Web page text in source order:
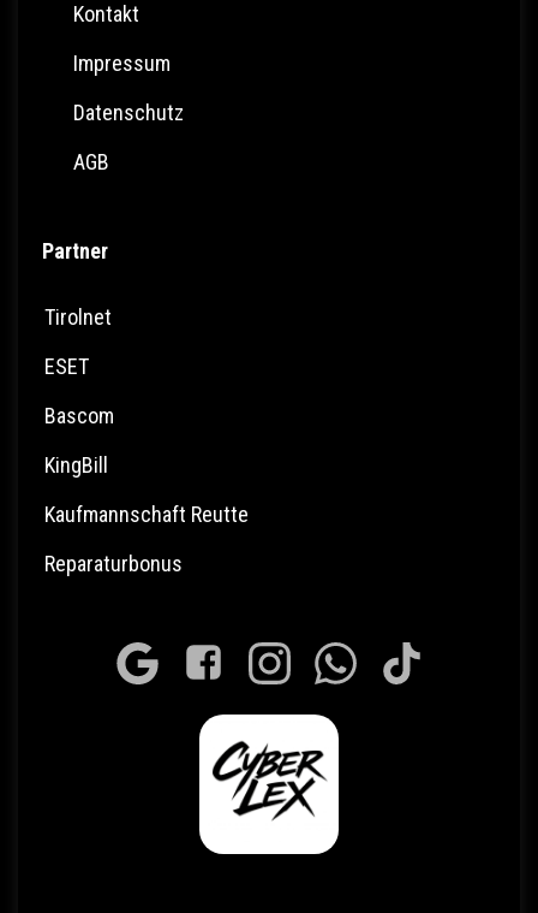
Kontakt
Impressum
Datenschutz
AGB
Partner
Tirolnet
ESET
Bascom
KingBill
Kaufmannschaft Reutte
Reparaturbonus